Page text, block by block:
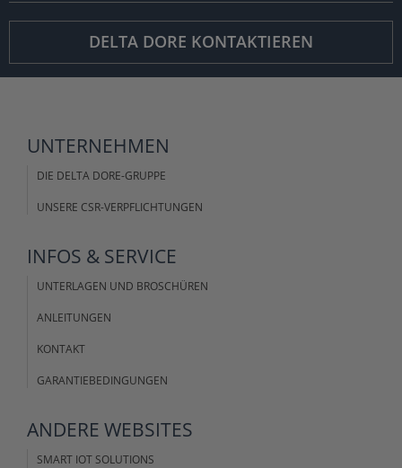
DELTA DORE KONTAKTIEREN
UNTERNEHMEN
DIE DELTA DORE-GRUPPE
UNSERE CSR-VERPFLICHTUNGEN
INFOS & SERVICE
UNTERLAGEN UND BROSCHÜREN
ANLEITUNGEN
KONTAKT
GARANTIEBEDINGUNGEN
ANDERE WEBSITES
SMART IOT SOLUTIONS